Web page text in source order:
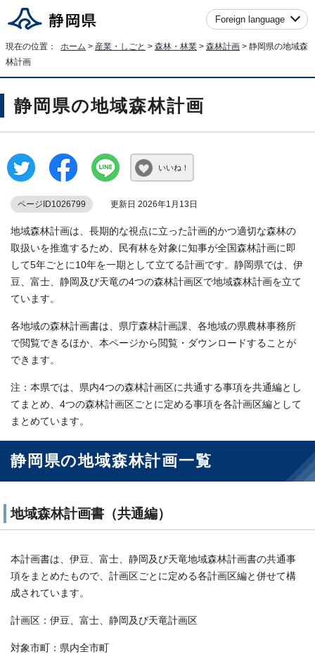
Foreign language
現在の位置： ホーム > 産業・しごと > 森林・林業 > 森林計画 > 静岡県の地域森
林計画
静岡県の地域森林計画
いいね！
ページID1026799 更新日 2026年1月13日
地域森林計画は、長期的な視点に立った計画的かつ適切な森林の
取扱いを推進するため、民有林を対象に知事が全国森林計画に即
して5年ごとに10年を一期として立てる計画です。静岡県では、伊
豆、富士、静岡及び天竜の4つの森林計画区で地域森林計画を立て
ています。
各地域の森林計画書は、県庁森林計画課、各地域の県農林事務所
で閲覧できるほか、本ページから閲覧・ダウンロードすることが
できます。
注：本県では、県内4つの森林計画区に共通する事項を共通編とし
てまとめ、4つの森林計画区ごとに定める事項を各計画区編として
まとめています。
静岡県の地域森林計画一覧
地域森林計画書（共通編）
本計画書は、伊豆、富士、静岡及び天竜地域森林計画書の共通事
項をまとめたもので、計画区ごとに定める各計画区編と併せて構
成されています。
計画区：伊豆、富士、静岡及び天竜計画区
対象市町：県内全市町